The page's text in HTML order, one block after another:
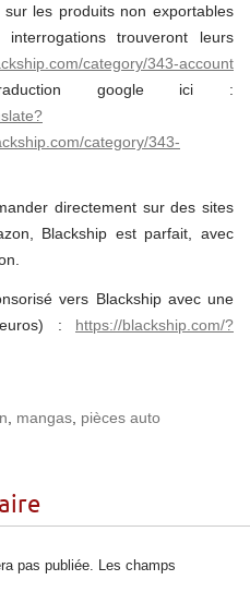
sur les produits non exportables
trouveront leurs
category/343-account
google ici :
category/343-
directement sur des sites
Blackship est parfait, avec
vers Blackship avec une
: https://blackship.com/?
, mangas, pièces auto
pas publiée. Les champs